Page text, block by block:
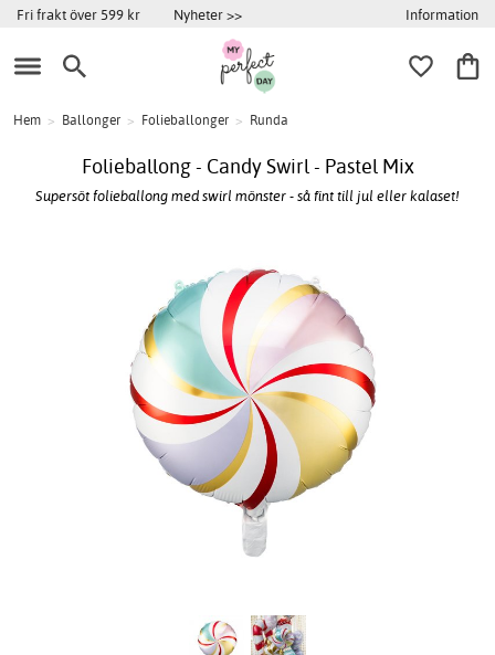
Fri frakt över 599 kr Nyheter >> Information
Hem > Ballonger > Folieballonger > Runda
Folieballong - Candy Swirl - Pastel Mix
Supersöt folieballong med swirl mönster - så fint till jul eller kalaset!